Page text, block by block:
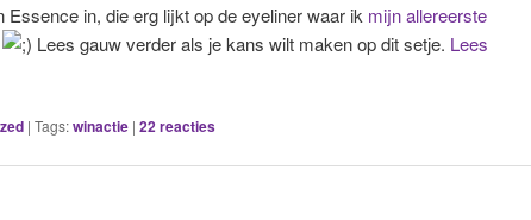
Essence in, die erg lijkt op de eyeliner waar ik mijn allereerste
Lees gauw verder als je kans wilt maken op dit setje. Lees
| Tags:winactie | 22reacties